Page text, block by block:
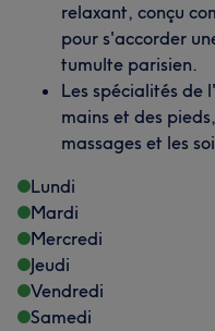
relaxant, conçu
pour s'accorder
tumulte parisien.
Les spécialités de
mains et des
massages et les
Lundi
Mardi
Mercredi
Jeudi
Vendredi
Samedi